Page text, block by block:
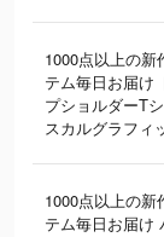
1000点以上の新
テム毎日お届け
プショルダーT
スカルグラフィ
1000点以上の新
テム毎日お届け